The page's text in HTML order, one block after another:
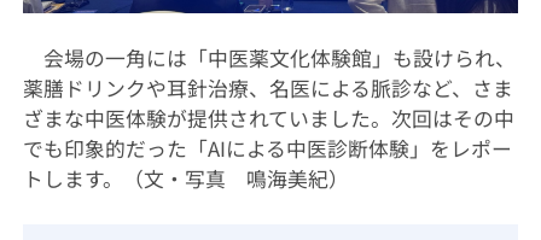
会場の一角には「中医薬文化体験館」も設けられ、
薬膳ドリンクや耳針治療、名医による脈診など、さま
ざまな中医体験が提供されていました。次回はその中
でも印象的だった「AIによる中医診断体験」をレポー
トします。（文・写真 鳴海美紀）